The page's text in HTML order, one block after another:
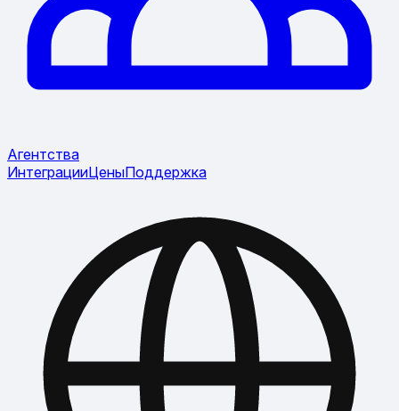
Агентства
ИнтеграцииЦеныПоддержка